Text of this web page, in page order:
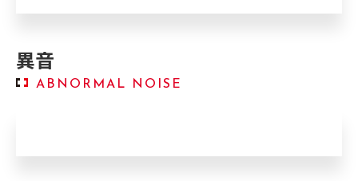
異音
ABNORMAL NOISE